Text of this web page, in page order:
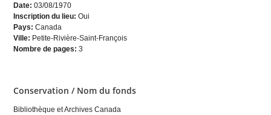
Date:03/08/1970
Inscription du lieu:Oui
Pays:Canada
Ville: Petite-Rivière-Saint-François
Nombre de pages:3
Conservation / Nom du fonds
Bibliothèque et Archives Canada